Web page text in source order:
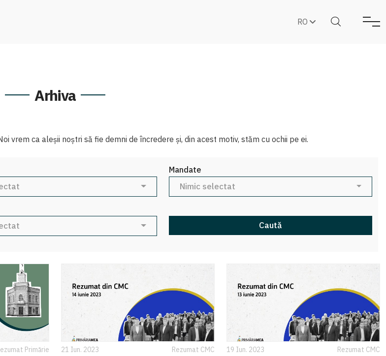
RO
Arhiva
vrem ca aleșii noștri să fie demni de încredere și, din acest motiv, stăm cu ochii pe ei.
Mandate
Nimic selectat
Caută
Primărie 21 Iun. 2023 Rezumat CMC 19 Iun. 2023 Rezumat CMC